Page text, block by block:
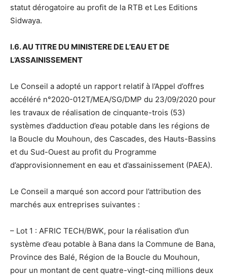
statut dérogatoire au profit de la RTB et Les Editions
Sidwaya.
I.6. AU TITRE DU MINISTERE DE L’EAU ET DE
L’ASSAINISSEMENT
Le Conseil a adopté un rapport relatif à l’Appel d’offres
accéléré n°2020-012T/MEA/SG/DMP du 23/09/2020 pour
les travaux de réalisation de cinquante-trois (53)
systèmes d’adduction d’eau potable dans les régions de
la Boucle du Mouhoun, des Cascades, des Hauts-Bassins
et du Sud-Ouest au profit du Programme
d’approvisionnement en eau et d’assainissement (PAEA).
Le Conseil a marqué son accord pour l’attribution des
marchés aux entreprises suivantes :
– Lot 1 : AFRIC TECH/BWK, pour la réalisation d’un
système d’eau potable à Bana dans la Commune de Bana,
Province des Balé, Région de la Boucle du Mouhoun,
pour un montant de cent quatre-vingt-cinq millions deux